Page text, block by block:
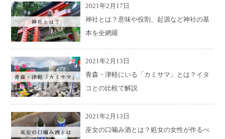
2021年2月17日
神社とは？意味や役割、起源など神社の基
本を全網羅
2021年2月13日
青森・津軽にいる「カミサマ」とは？イタ
コとの比較で解説
2021年2月13日
巫女の口噛み酒とは？処女の女性が作るべ